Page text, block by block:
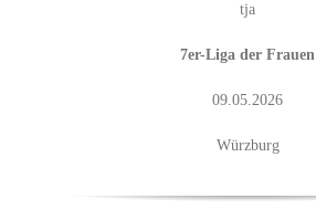
tja
7er-Liga der Frauen
09.05.2026
Würzburg